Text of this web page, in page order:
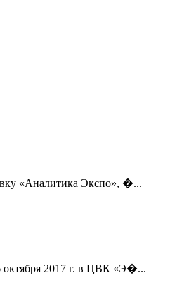
«Аналитика Экспо», �...
октября 2017 г. в ЦВК «Э�...